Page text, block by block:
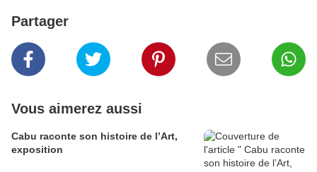
Partager
Vous aimerez aussi
Cabu raconte son histoire de l’Art,
exposition